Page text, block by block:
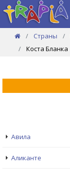
Страны
Коста Бланка
Авила
Аликанте